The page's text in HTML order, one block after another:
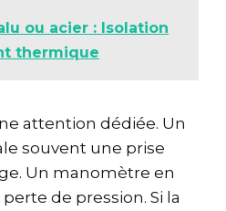
ou acier : Isolation
thermique
attention dédiée. Un
souvent une prise
Un manomètre en
de pression. Si la